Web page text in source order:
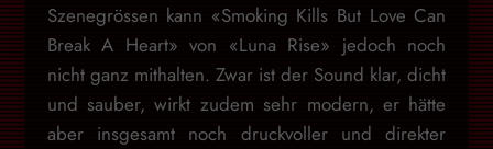
Szenegrössen kann «Smoking Kills But Love Can
Break A Heart» von «Luna Rise» jedoch noch
nicht ganz mithalten. Zwar ist der Sound klar, dicht
und sauber, wirkt zudem sehr modern, er hätte
aber insgesamt noch druckvoller und direkter